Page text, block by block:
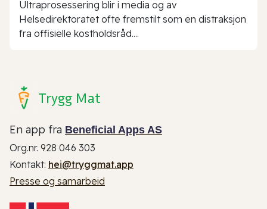
Ultraprosessering blir i media og av
Helsedirektoratet ofte fremstilt som en distraksjon
fra offisielle kostholdsråd....
Trygg Mat
En app fra Beneficial Apps AS
Org.nr. 928 046 303
Kontakt: hei@tryggmat.app
Presse og samarbeid